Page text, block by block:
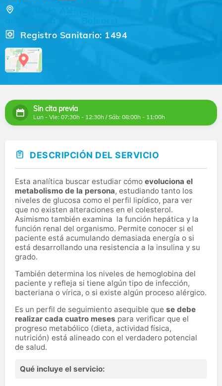
Registro Sanitario: 1494
Sin cita previa
Lun - Vie: 07:30h - 12:30h / Sáb: 08:00h - 11:00h
DESCRIPCIÓN DEL SERVICIO
Esta analítica buscar estudiar cómo evoluciona el
metabolismo de la persona, estudiando tanto los
niveles de glucosa como el perfil lipídico, para ver
que no existen alteraciones en el colesterol.
Asimismo también examina la función hepática y la
función renal del organismo. Permite conocer si el
paciente está acumulando demasiada energía o si
está desarrollando una resistencia a la insulina y su
grado.
También determina los niveles de hemoglobina del
paciente y refleja si tiene algún tipo de infección,
bacteriana o vírica, o si existe algún proceso alérgico.
Es un perfil de seguimiento asequible que se debe
realizar cada cuatro meses para verificar que el
progreso metabólico (dieta, actividad física,
nutrición) está alineado con el verdadero potencial
de salud.
Qué incluye el servicio: